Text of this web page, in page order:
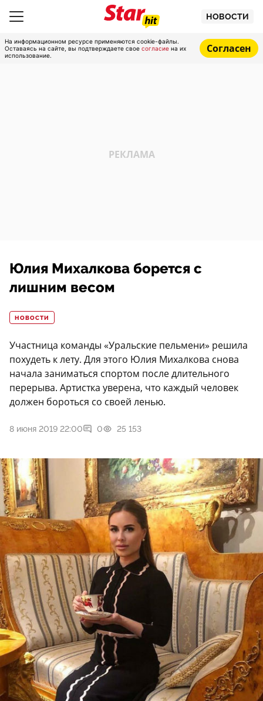
НОВОСТИ
На информационном ресурсе применяются cookie-файлы.
Оставаясь на сайте, вы подтверждаете свое согласие на их
использование.
Согласен
Юлия Михалкова борется с
лишним весом
НОВОСТИ
Участница команды «Уральские пельмени» решила
похудеть к лету. Для этого Юлия Михалкова снова
начала заниматься спортом после длительного
перерыва. Артистка уверена, что каждый человек
должен бороться со своей ленью.
8 июня 2019 22:00 0 25 153